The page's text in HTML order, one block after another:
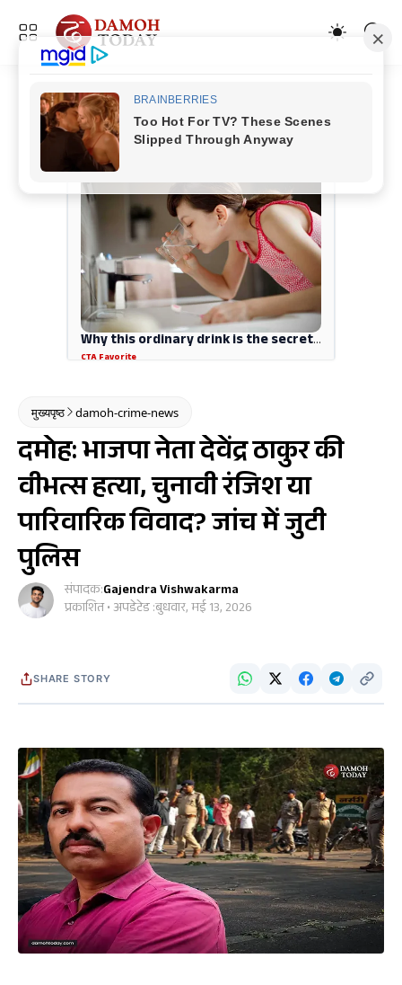
ADVERTISEMENT
मुख्यपृष्ठ damoh-crime-news
दमोह: भाजपा नेता देवेंद्र ठाकुर की
वीभत्स हत्या, चुनावी रंजिश या
पारिवारिक विवाद? जांच में जुटी
पुलिस
संपादक:Gajendra Vishwakarma
प्रकाशित • अपडेटेड :बुधवार, मई 13, 2026
SHARE STORY